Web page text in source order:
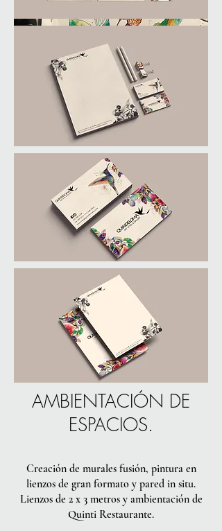
AMBIENTACIÓN DE
ESPACIOS.
Creación de murales fusión, pintura en
lienzos de gran formato y pared in situ.
Lienzos de 2 x 3 metros y ambientación de
Quinti Restaurante.